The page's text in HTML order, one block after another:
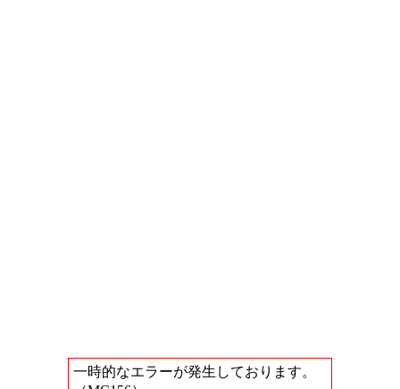
一時的なエラーが発生しております。